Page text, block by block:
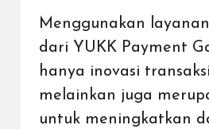
Menggunakan
dari YUKK Payment
hanya inovasi
melainkan juga
untuk meningkatkan